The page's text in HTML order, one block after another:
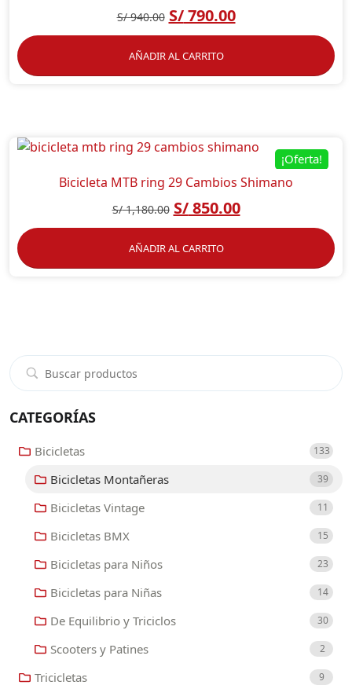
CATEGORÍAS
Bicicletas 133
Bicicletas Montañeras 39
Bicicletas Vintage 11
Bicicletas BMX 15
Bicicletas para Niños 23
Bicicletas para Niñas 14
De Equilibrio y Triciclos 30
Scooters y Patines 2
Tricicletas 9
S/940.00 S/790.00
AÑADIR AL CARRITO
¡Oferta!
Bicicleta MTB ring 29 Cambios Shimano
S/1,180.00 S/850.00
AÑADIR AL CARRITO